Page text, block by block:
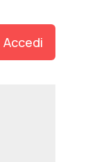
Accedi